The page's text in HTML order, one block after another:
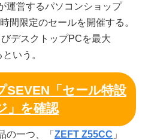
運営するパソコンショップ
間限定のセールを開催する。
デスクトップPCを最大
いう。
SEVEN「セール特設
」を確認
の一つ、「 ZEFT Z55CC 」